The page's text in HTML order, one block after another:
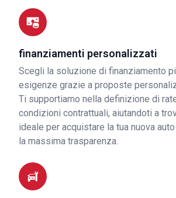
finanziamenti personalizzati
Scegli la soluzione di finanziamento
esigenze grazie a proposte
Ti supportiamo nella definizione di
condizioni contrattuali, aiutandoti a
ideale per acquistare la tua nuova
la massima trasparenza.